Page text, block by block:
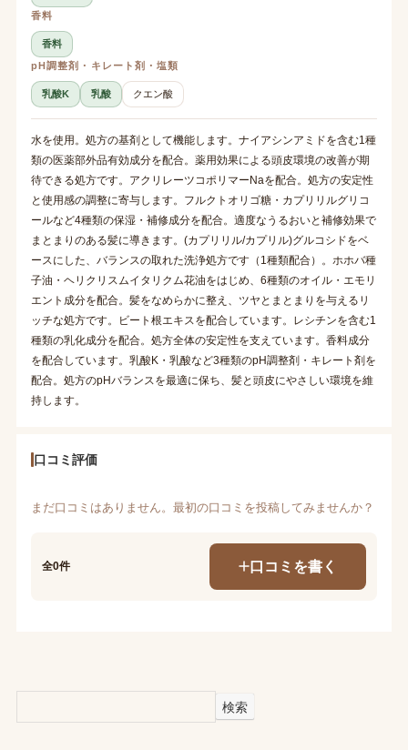
香料
香料
pH調整剤・キレート剤・塩類
乳酸K 乳酸 クエン酸
水を使用。処方の基剤として機能します。ナイアシンアミドを含む1種
類の医薬部外品有効成分を配合。薬用効果による頭皮環境の改善が期
待できる処方です。アクリレーツコポリマーNaを配合。処方の安定性
と使用感の調整に寄与します。フルクトオリゴ糖・カプリリルグリコ
ールなど4種類の保湿・補修成分を配合。適度なうるおいと補修効果で
まとまりのある髪に導きます。(カプリリル/カプリル)グルコシドをベ
ースにした、バランスの取れた洗浄処方です（1種類配合）。ホホバ種
子油・ヘリクリスムイタリクム花油をはじめ、6種類のオイル・エモリ
エント成分を配合。髪をなめらかに整え、ツヤとまとまりを与えるリ
ッチな処方です。ビート根エキスを配合しています。レシチンを含む1
種類の乳化成分を配合。処方全体の安定性を支えています。香料成分
を配合しています。乳酸K・乳酸など3種類のpH調整剤・キレート剤を
配合。処方のpHバランスを最適に保ち、髪と頭皮にやさしい環境を維
持します。
口コミ評価
まだ口コミはありません。最初の口コミを投稿してみませんか？
全0件 口コミを書く
検索